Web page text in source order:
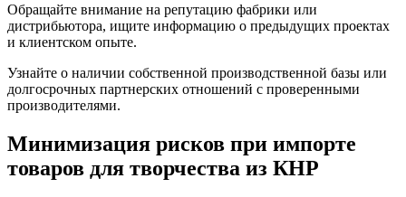
Обращайте внимание на репутацию фабрики или
дистрибьютора, ищите информацию о предыдущих проектах
и клиентском опыте.
Узнайте о наличии собственной производственной базы или
долгосрочных партнерских отношений с проверенными
производителями.
Минимизация рисков при импорте
товаров для творчества из КНР